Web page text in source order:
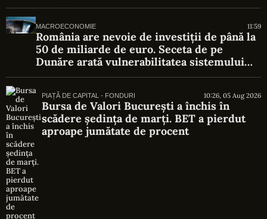
MACROECONOMIE 11:59
România are nevoie de investiții de până la
50 de miliarde de euro. Seceta de pe
Dunăre arată vulnerabilitatea sistemului
energetic
PIAȚĂ DE CAPITAL - FONDURI 10:26, 05 Aug 2026
Bursa de Valori București a închis în
scădere ședința de marți. BET a pierdut
aproape jumătate de procent